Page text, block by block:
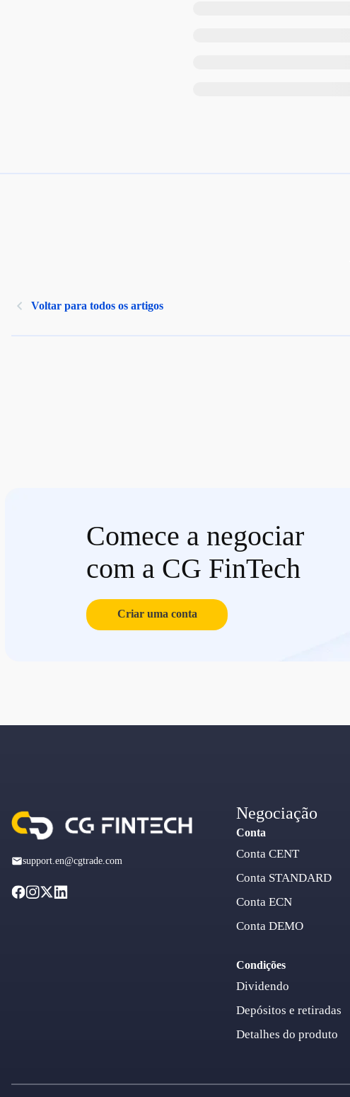
Voltar para todos os artigos
Comece a negociar
com a CG FinTech
Criar uma conta
support.en@cgtrade.com
Negociação
Conta
Conta CENT
Conta STANDARD
Conta ECN
Conta DEMO
Condições
Dividendo
Depósitos e retiradas
Detalhes do produto